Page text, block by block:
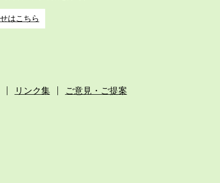
はこちら
リンク集 ご意見・ご提案